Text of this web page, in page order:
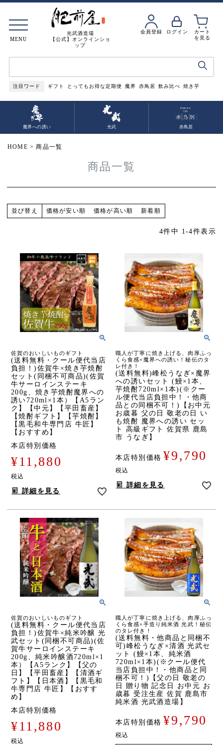
光武酒造場
【公式】オンラインショ
ップ
会員登録 ログイン
カート
を見る
注目ワード ギフト とってもお得な定期便 魔界 赤鳥居 飲み比べ 焼き芋
MENU
魔界への誘い 光武 赤鳥居
HOME 商品一覧
商品一覧
並び替え 価格が安い順 価格が高い順 新着順
4件中 1 -4件表示
佐賀のおいしいものギフト
(送料無料・クール便代当店
負担！)佐賀牛×焼き芋焼酎
セット(同梱不可商品)(佐賀
牛サーロインステーキ
200g、焼き芋焼酎魔界への
誘い720ml×1本）【A5ラン
ク】【中元】【平田畜産】
【焼酎ギフト】【芋焼酎】
【黒毛和牛専門店 牛匠】
【おすすめ】
本店特別価格
¥11,880
税込
詳細を見る
職人が丁寧に焼き上げる、肉厚ふっ
くら食感×魔界への誘い！秘伝のタ
レ付き！
(送料無料)峰松うなぎ×魔界
への誘いセット (鰻×1本、
芋焼酎720ml×1本)(※クー
ル便代当店負担中！・他商
品との同梱不可！)【お中元
お歳暮 父の日 敬老の日 い
も焼酎 魔界への誘い セッ
ト 高級ギフト 佐賀県 鹿島
市 うなぎ】
本店特別価格 ¥9,790
税込
詳細を見る
佐賀のおいしいものギフト
(送料無料・クール便代当店
負担！)佐賀牛×純米吟醸 光
武セット(同梱不可商品)(佐
賀牛サーロインステーキ
200g、純米吟醸酒720ml×1
本）【A5ランク】【父の
日】【平田畜産】【清酒ギ
フト】【日本酒】【黒毛和
牛専門店 牛匠】【おすす
め】
本店特別価格
¥11,880
税込
職人が丁寧に焼き上げる、肉厚ふっ
くら食感×手造り純米酒 光武！秘伝
のタレ付き！
(送料無料・他商品と同梱不
可)峰松うなぎ×清酒 光武セ
ット (鰻×1本、純米酒
720ml×1本)(※クール便代
当店負担中！・他商品と同
梱不可！)【父の日 敬老の
日 贈り物 記念日 お中元 お
歳暮 受注生産 佐賀 鹿島市
純米酒 光武酒造場】
本店特別価格 ¥9,790
税込